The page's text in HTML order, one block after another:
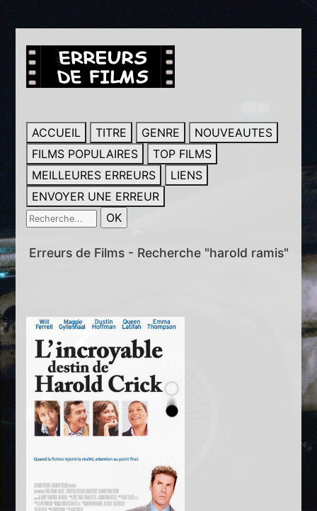
ACCUEIL TITRE GENRE
NOUVEAUTES
FILMS POPULAIRES
TOP FILMS
MEILLEURES ERREURS
LIENS
ENVOYER UNE ERREUR
Erreurs de Films - Recherche "harold ramis"